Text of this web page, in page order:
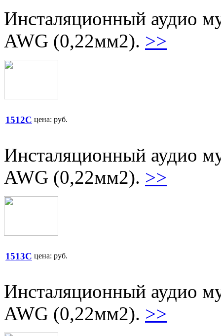
Инсталяционный аудио
AWG (0,22мм2). >>
1512C цена: руб.
Инсталяционный аудио
AWG (0,22мм2). >>
1513C цена: руб.
Инсталяционный аудио
AWG (0,22мм2). >>